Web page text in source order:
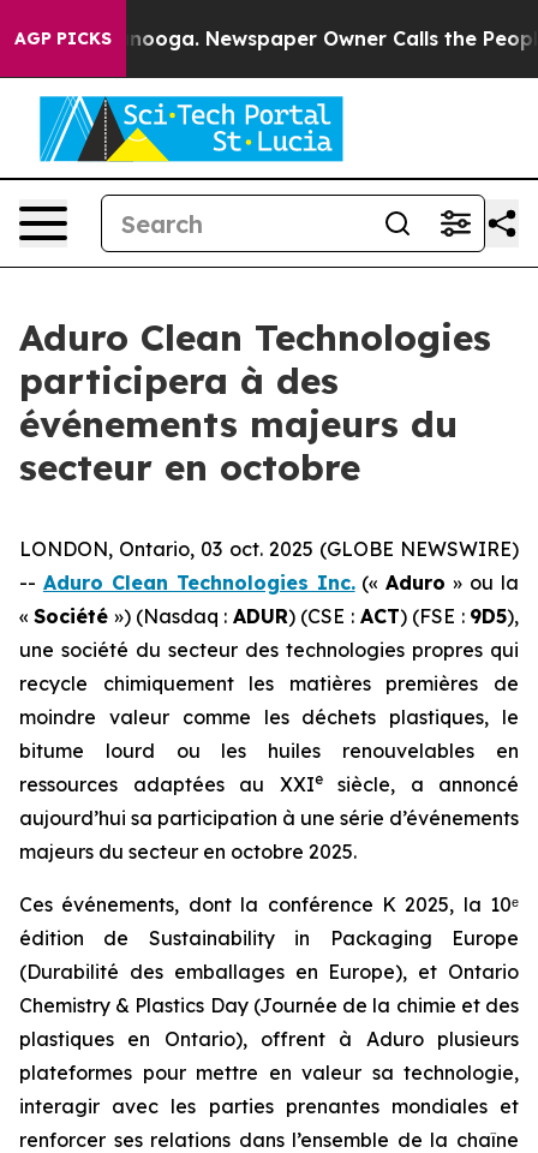
AGP PICKS Newspaper Owner Calls the People
Aduro Clean Technologies
participera à des
événements majeurs du
secteur en octobre
LONDON, Ontario, 03 oct. 2025 (GLOBE NEWSWIRE)
-- Aduro Clean Technologies Inc.(«Aduro » ou la
«Société ») (Nasdaq : ADUR) (CSE :ACT) (FSE : 9D5),
une société du secteur des technologies propres qui
recycle chimiquement les matières premières de
moindre valeur comme les déchets plastiques, le
bitume lourd ou les huiles renouvelables en
ressources adaptées au XXIesiècle, a annoncé
aujourd’hui sa participation à une série d’événements
majeurs du secteur en octobre 2025.
Ces événements, dont la conférence K 2025, la 10ᵉ
édition de Sustainability in Packaging Europe
(Durabilité des emballages en Europe), et Ontario
Chemistry & Plastics Day (Journée de la chimie et des
plastiques en Ontario), offrent à Aduro plusieurs
plateformes pour mettre en valeur sa technologie,
interagir avec les parties prenantes mondiales et
renforcer ses relations dans l’ensemble de la chaîne